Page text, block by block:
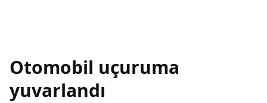
Otomobil uçuruma
yuvarlandı